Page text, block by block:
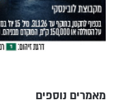
מאמרים נוספים